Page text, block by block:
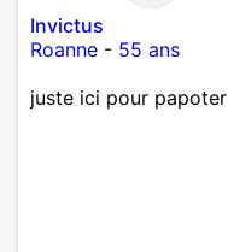
Invictus
Roanne - 55 ans
juste ici pour papoter